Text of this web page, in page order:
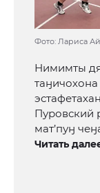
Фото: Лариса
Нимимты
Пуровский
мат’пуӈ
Читать